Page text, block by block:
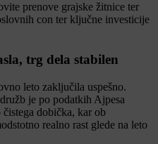
prenove grajske žitnice ter
con ter ključne investicije
trg dela stabilen
leto zaključila uspešno.
je po podatkih Ajpesa
dobička, kar ob
realno rast glede na leto